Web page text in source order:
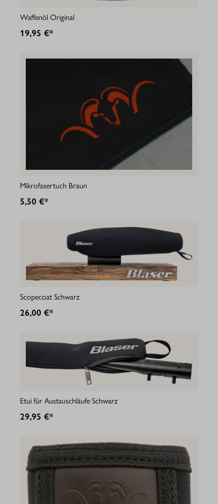
Waffenöl Original
19,95 €*
Mikrofasertuch Braun
5,50 €*
Scopecoat Schwarz
26,00 €*
Etui für Austauschläufe Schwarz
29,95 €*